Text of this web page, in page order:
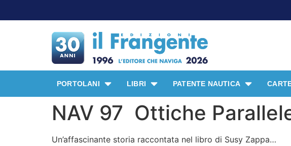
PORTOLANI LIBRI PATENTE NAUTICA
NAV 97 Ottiche
Un’affascinante storia raccontata nel libro di Susy Zappa…